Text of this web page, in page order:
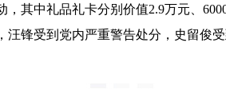
其中礼品礼卡分别价值2.9万元、
汪锋受到党内严重警告处分，史留